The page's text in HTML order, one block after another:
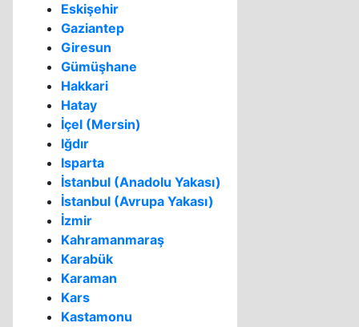
Eskişehir
Gaziantep
Giresun
Gümüşhane
Hakkari
Hatay
İçel (Mersin)
Iğdır
Isparta
İstanbul (Anadolu Yakası)
İstanbul (Avrupa Yakası)
İzmir
Kahramanmaraş
Karabük
Karaman
Kars
Kastamonu